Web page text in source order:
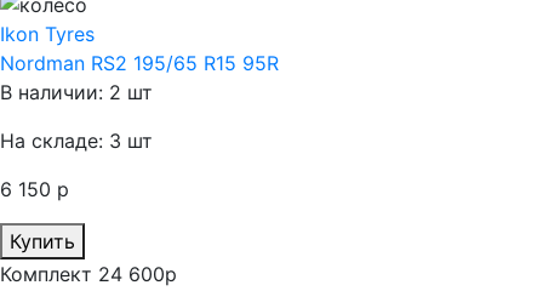
Ikon Tyres
Nordman RS2 195/65 R15 95R
В наличии: 2 шт
На складе: 3 шт
6 150 р
Купить
Комплект 24 600р